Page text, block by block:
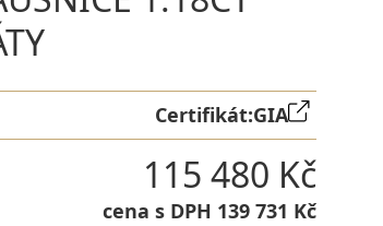
Certifikát:GIA
115 480 Kč
cena s DPH 139 731 Kč